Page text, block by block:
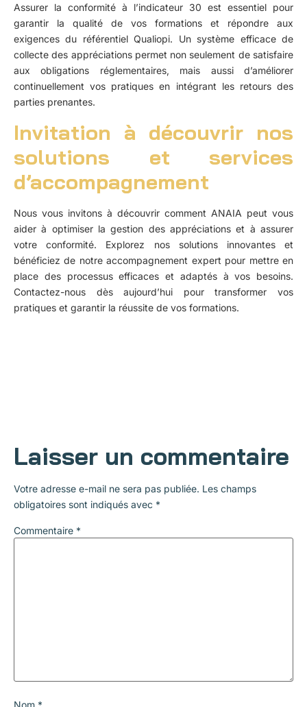
Assurer la conformité à l’indicateur 30 est essentiel pour
garantir la qualité de vos formations et répondre aux
exigences du référentiel Qualiopi. Un système efficace de
collecte des appréciations permet non seulement de satisfaire
aux obligations réglementaires, mais aussi d’améliorer
continuellement vos pratiques en intégrant les retours des
parties prenantes.
Invitation à découvrir nos
solutions et services
d’accompagnement
Nous vous invitons à découvrir comment ANAIA peut vous
aider à optimiser la gestion des appréciations et à assurer
votre conformité. Explorez nos solutions innovantes et
bénéficiez de notre accompagnement expert pour mettre en
place des processus efficaces et adaptés à vos besoins.
Contactez-nous dès aujourd’hui pour transformer vos
pratiques et garantir la réussite de vos formations.
Laisser un commentaire
Votre adresse e-mail ne sera pas publiée. Les champs
obligatoires sont indiqués avec *
Commentaire *
Nom *